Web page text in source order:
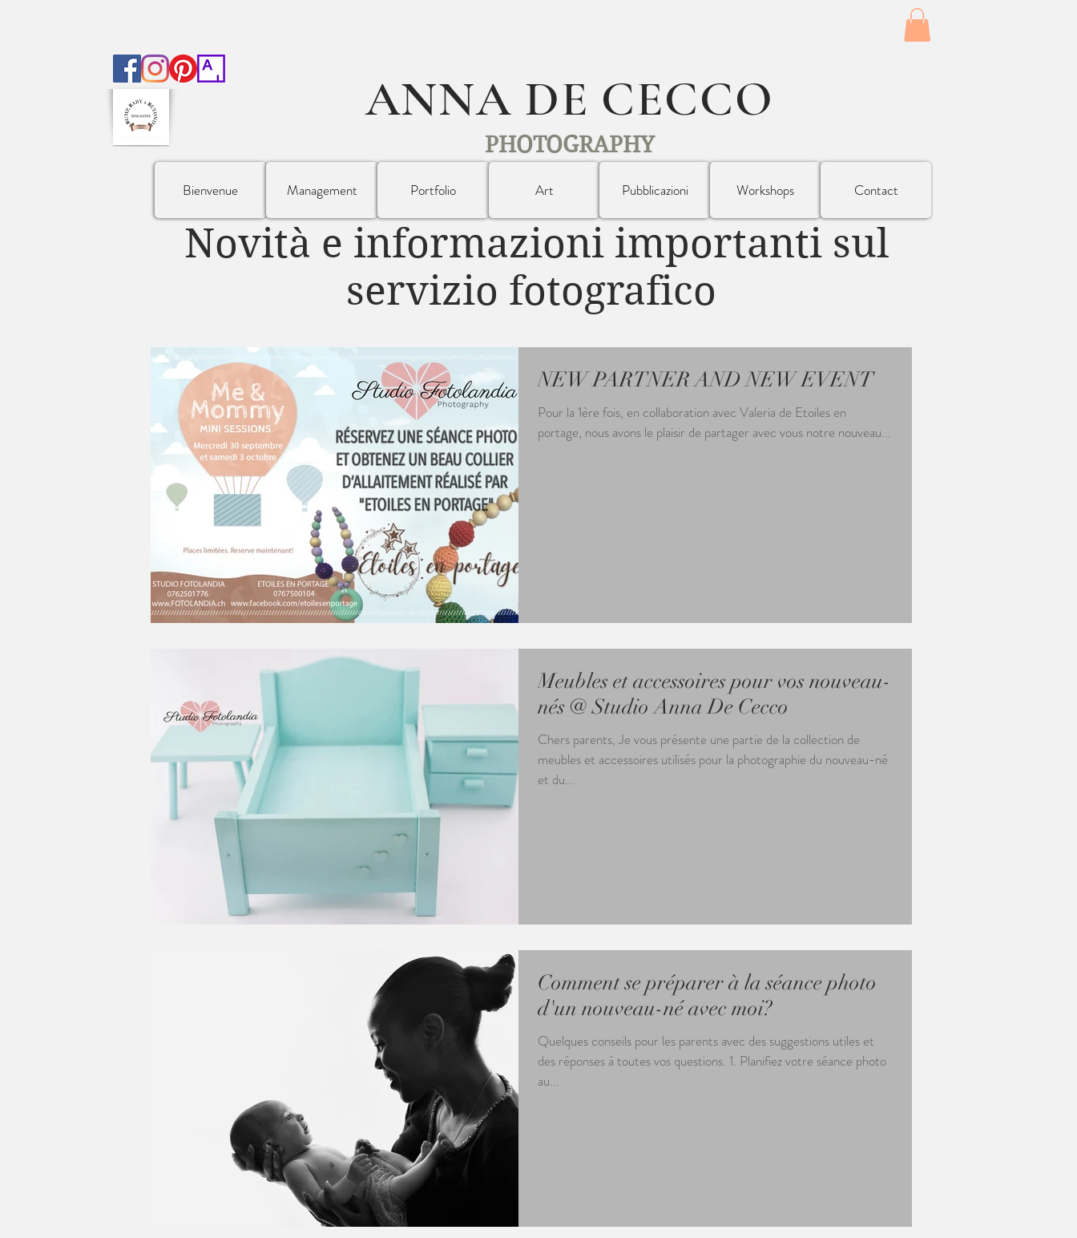
ANNA DE CECCO
PHOTOGRAPHY
Bienvenue Management Portfolio Art Pubblicazioni Workshops Contact
Novità e informazioni importanti sul
servizio fotografico
NEW PARTNER AND NEW EVENT
Pour la 1ère fois, en collaboration avec Valeria de Etoiles en
portage, nous avons le plaisir de partager avec vous notre nouveau...
Meubles et accessoires pour vos nouveau-
nés @ Studio Anna De Cecco
Chers parents, Je vous présente une partie de la collection de
meubles et accessoires utilisés pour la photographie du nouveau-né
et du...
Comment se préparer à la séance photo
d'un nouveau-né avec moi?
Quelques conseils pour les parents avec des suggestions utiles et
des réponses à toutes vos questions. 1. Planifiez votre séance photo
au...